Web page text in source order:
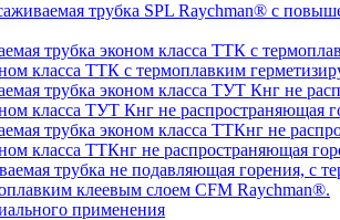
трубка SPL Raychman® с
класса ТТК с термоплавким
класса ТУТ Кнг не
класса ТТКнг не распространяющая
клеевым слоем CFM Raychman®.
применения